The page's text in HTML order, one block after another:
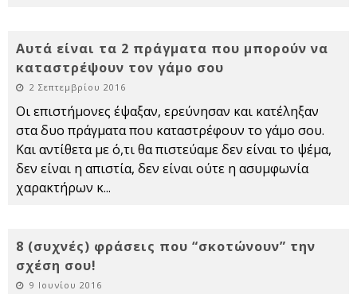
Αυτά είναι τα 2 πράγματα που μπορούν να
καταστρέψουν τον γάμο σου
2 Σεπτεμβρίου 2016
Οι επιστήμονες έψαξαν, ερεύνησαν και κατέληξαν
στα δυο πράγματα που καταστρέφουν το γάμο σου.
Και αντίθετα με ό,τι θα πιστεύαμε δεν είναι το ψέμα,
δεν είναι η απιστία, δεν είναι ούτε η ασυμφωνία
χαρακτήρων κ...
8 (συχνές) φράσεις που “σκοτώνουν” την
σχέση σου!
9 Ιουνίου 2016